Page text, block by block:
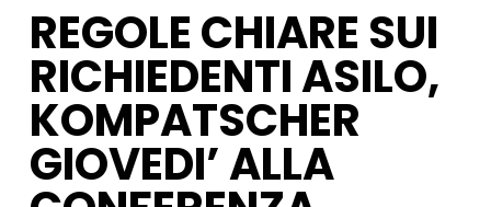
REGOLE CHIARE SUI
RICHIEDENTI ASILO,
KOMPATSCHER
GIOVEDI’ ALLA